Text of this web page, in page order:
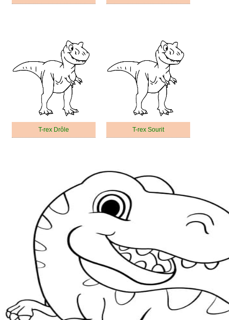
T-rex Drôle T-rex Sourit